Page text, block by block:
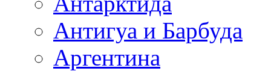
Антигуа и Барбуда
Аргентина